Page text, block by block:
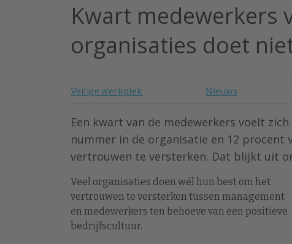
Kwart medewerkers
organisaties doet
Veilige werkplek Nieuws
Een kwart van de medewerkers voelt
nummer in de organisatie en 12
vertrouwen te versterken. Dat blijkt uit
Veel organisaties doen wél hun best om het
vertrouwen te versterken tussen management
en medewerkers ten behoeve van een positieve
bedrijfscultuur.